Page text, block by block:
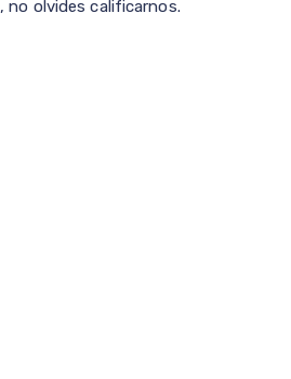
olvides calificarnos.